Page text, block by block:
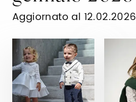
Aggiornato al 12.02.2026